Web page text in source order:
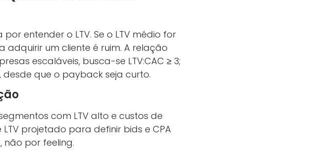
entender o LTV. Se o LTV médio for
adquirir um cliente é ruim. A relação
escaláveis, busca-se LTV:CAC ≥ 3;
que o payback seja curto.
com LTV alto e custos de
LTV projetado para definir bids e CPA
por feeling.